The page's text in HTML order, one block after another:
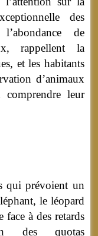
des
de
rappellent la
et les habitants
d’animaux
leur
qui prévoient un
le léopard
à des retards
des quotas